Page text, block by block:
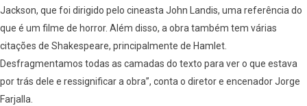
Jackson, que foi dirigido pelo cineasta John Landis, uma referência do
que é um filme de horror. Além disso, a obra também tem várias
citações de Shakespeare, principalmente de Hamlet.
Desfragmentamos todas as camadas do texto para ver o que estava
por trás dele e ressignificar a obra”, conta o diretor e encenador Jorge
Farjalla.